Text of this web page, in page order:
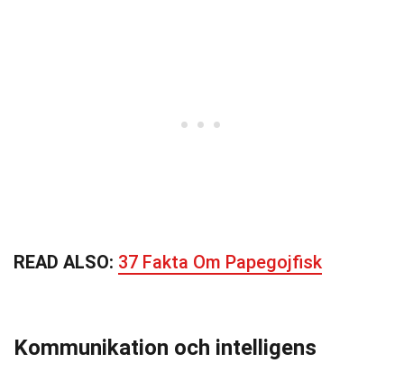
READ ALSO: 37 Fakta Om Papegojfisk
Kommunikation och intelligens